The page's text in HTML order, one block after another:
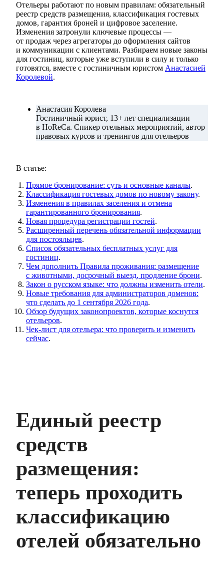
Отельеры работают по новым правилам: обязательный
реестр средств размещения, классификация гостевых
домов, гарантия броней и цифровое заселение.
Изменения затронули ключевые процессы —
от продаж через агрегаторы до оформления сайтов
и коммуникации с клиентами. Разбираем новые законы
для гостиниц, которые уже вступили в силу и только
готовятся, вместе с гостиничным юристом Анастасией
Королевой.
Анастасия Королева
Гостиничный юрист, 13+ лет специализации
в HoReCa. Спикер отельных мероприятий, автор
правовых курсов и тренингов для отельеров
В статье:
Прямое бронирование: суть и основные каналы.
Классификация гостевых домов по новому закону.
Изменения в правилах заселения и отмена
гарантированного бронирования.
Новая процедура регистрации гостей.
Расширенный перечень обязательной информации
для постояльцев.
Список обязательных бесплатных услуг для
гостиниц.
Чем дополнить Правила проживания: размещение
с животными, досрочный выезд, продление брони.
Закон о русском языке: что должны изменить отели.
Новые требования для администраторов доменов:
что сделать до 1 сентября 2026 года.
Обзор будущих законопроектов, которые коснутся
отельеров.
Чек‑лист для отельера: что проверить и изменить
сейчас.
Единый реестр
средств
размещения:
теперь проходить
классификацию
отелей обязательно